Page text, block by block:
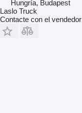
Hungría, Budapest
Laslo Truck
Contacte con el vendedor